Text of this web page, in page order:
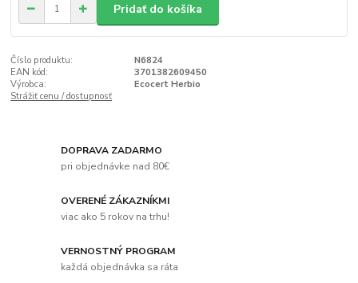
Pridať do košíka
Číslo produktu:
N6824
EAN kód:
3701382609450
Výrobca:
Ecocert Herbio
Strážiť cenu / dostupnosť
DOPRAVA ZADARMO
pri objednávke nad 80€
OVERENÉ ZÁKAZNÍKMI
viac ako 5 rokov na trhu!
VERNOSTNÝ PROGRAM
každá objednávka sa ráta